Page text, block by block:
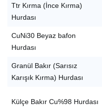
Ttr Kırma (İnce Kırma)
Hurdası
CuNi30 Beyaz bafon
Hurdası
Granül Bakır (Sarısız
Karışık Kırma) Hurdası
Külçe Bakır Cu%98 Hurdası